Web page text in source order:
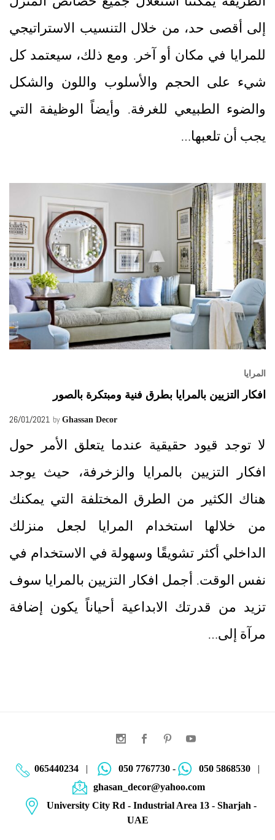
إلى أقصى حد، من خلال التنسيب الاستراتيجي
للمرايا في مكان أو آخر. ومع ذلك، سيعتمد كل
شيء على الحجم والأسلوب واللون والشكل
والضوء الطبيعي للغرفة. وأيضاً الوظيفة التي
يجب أن تلعبها…
المرايا
افكار التزيين بالمرايا بطرق فنية ومبتكرة بالصور
26/01/2021 by Ghassan Decor
لا توجد قيود حقيقية عندما يتعلق الأمر حول
افكار التزيين بالمرايا والزخرفة، حيث يوجد
هناك الكثير من الطرق المختلفة التي يمكنك
من خلالها استخدام المرايا لجعل منزلك
الداخلي أكثر تشويقًا وسهولة في الاستخدام في
نفس الوقت. أجمل افكار التزيين بالمرايا سوف
تزيد من قدرتك الابداعية أحياناً يكون إضافة
مرآة إلى…
065440234| 050 7767730- 050 5868530|
ghasan_decor@yahoo.com
University City Rd - Industrial Area 13 - Sharjah -
UAE